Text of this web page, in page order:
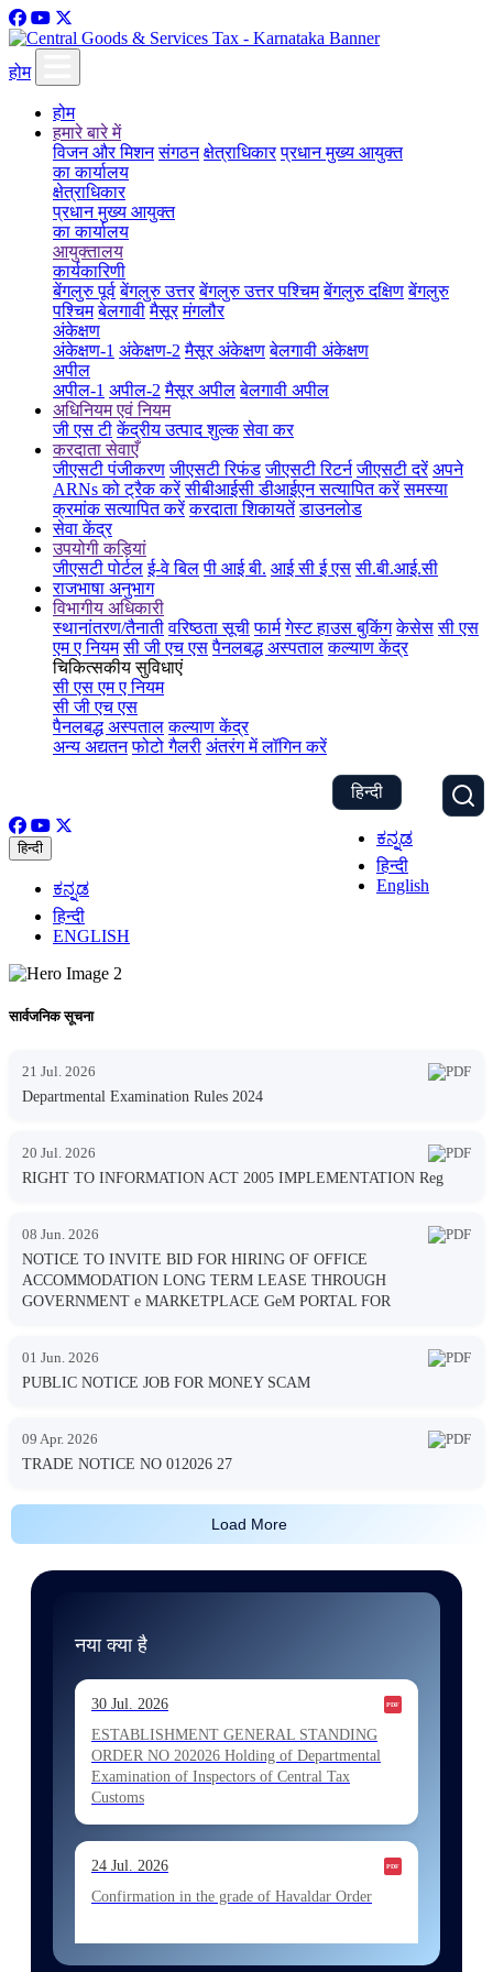
होम
होम
हमारे बारे में
विजन और मिशन संगठन क्षेत्राधिकार प्रधान मुख्य आयुक्त
का कार्यालय
क्षेत्राधिकार
प्रधान मुख्य आयुक्त
का कार्यालय
आयुक्तालय
कार्यकारिणी
बेंगलुरु पूर्व बेंगलुरु उत्तर बेंगलुरु उत्तर पश्चिम बेंगलुरु दक्षिण बेंगलुरु
पश्चिम बेलगावी मैसूर मंगलौर
अंकेक्षण
अंकेक्षण-1 अंकेक्षण-2 मैसूर अंकेक्षण बेलगावी अंकेक्षण
अपील
अपील-1 अपील-2 मैसूर अपील बेलगावी अपील
अधिनियम एवं नियम
जी एस टी केंद्रीय उत्पाद शुल्क सेवा कर
करदाता सेवाएँ
जीएसटी पंजीकरण जीएसटी रिफंड जीएसटी रिटर्न जीएसटी दरें अपने
ARNs को ट्रैक करें सीबीआईसी डीआईएन सत्यापित करें समस्या
क्रमांक सत्यापित करें करदाता शिकायतें डाउनलोड
सेवा केंद्र
उपयोगी कड़ियां
जीएसटी पोर्टल ई-वे बिल पी आई बी. आई सी ई एस सी.बी.आई.सी
राजभाषा अनुभाग
विभागीय अधिकारी
स्थानांतरण/तैनाती वरिष्ठता सूची फार्म गेस्ट हाउस बुकिंग केसेस सी एस
एम ए नियम सी जी एच एस पैनलबद्ध अस्पताल कल्याण केंद्र
चिकित्सकीय सुविधाएं
सी एस एम ए नियम
सी जी एच एस
पैनलबद्ध अस्पताल कल्याण केंद्र
अन्य अद्यतन फोटो गैलरी अंतरंग में लॉगिन करें
हिन्दी
ಕನ್ನಡ
हिन्दी
English
हिन्दी
ಕನ್ನಡ
हिन्दी
ENGLISH
सार्वजनिक सूचना
21 Jul. 2026
Departmental Examination Rules 2024
20 Jul. 2026
RIGHT TO INFORMATION ACT 2005 IMPLEMENTATION Reg
08 Jun. 2026
NOTICE TO INVITE BID FOR HIRING OF OFFICE
ACCOMMODATION LONG TERM LEASE THROUGH
GOVERNMENT e MARKETPLACE GeM PORTAL FOR
01 Jun. 2026
PUBLIC NOTICE JOB FOR MONEY SCAM
09 Apr. 2026
TRADE NOTICE NO 012026 27
Load More
नया क्या है
30 Jul. 2026
ESTABLISHMENT GENERAL STANDING
ORDER NO 202026 Holding of Departmental
Examination of Inspectors of Central Tax
Customs
24 Jul. 2026
Confirmation in the grade of Havaldar Order